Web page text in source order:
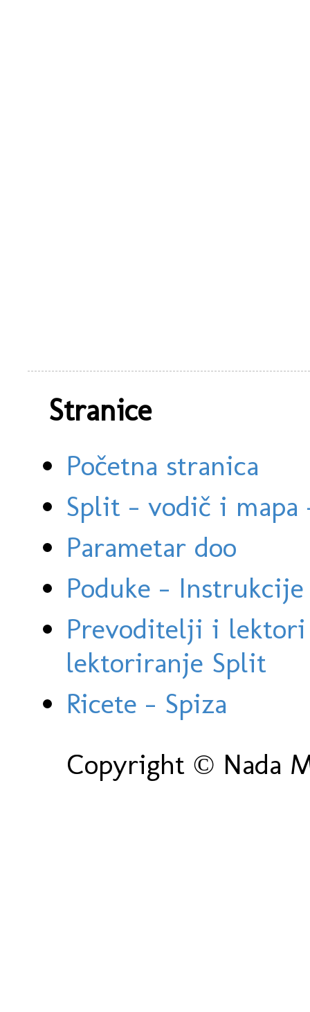
Stranice
Početna stranica
Split - vodič i
Parametar doo
Poduke -
Prevoditelji i
lektoriranje Split
Ricete - Spiza
Copyright © Nada